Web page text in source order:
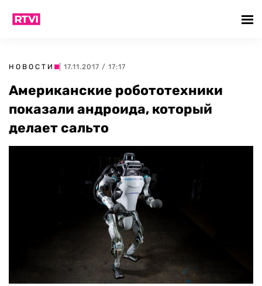
НОВОСТИ | 17.11.2017 / 17:17
Американские робототехники
показали андроида, который
делает сальто